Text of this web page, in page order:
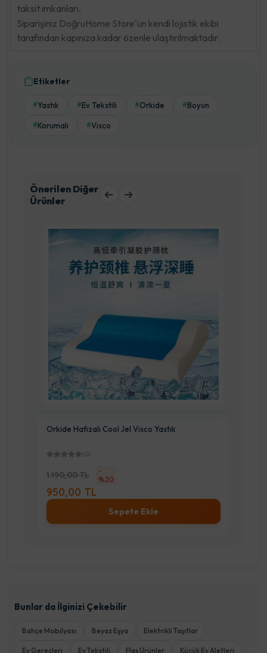
taksit imkanları.
Siparişiniz DoğruHome Store'un kendi lojistik ekibi
tarafından kapınıza kadar özenle ulaştırılmaktadır.
Etiketler
#Yastık #Ev Tekstili #Orkide #Boyun
#Korumalı #Visco
Önerilen Diğer
Ürünler
Orkide Hafızalı Cool Jel Visco Yastık
1.190,00 TL
950,00 TL
Sepete Ekle
Bunlar da İlginizi Çekebilir
Bahçe Mobilyası Beyaz Eşya Elektrikli Taşıtlar
Ev Gereçleri Ev Tekstili Flaş Ürünler Küçük Ev Aletleri